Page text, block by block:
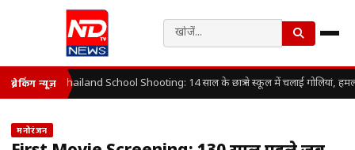
ब्रेकिंग न्यूज़Thailand School Shooting: 14 साल के छात्र ने स्कूल में चलाई गोलियां,
मनोरंजन